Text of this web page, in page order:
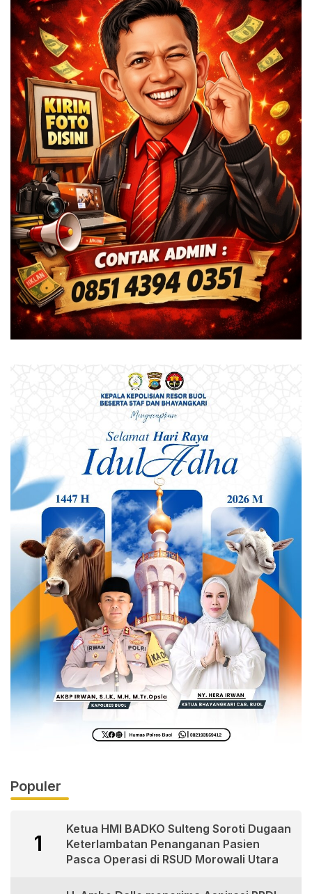
Populer
1
Ketua HMI BADKO Sulteng Soroti Dugaan
Keterlambatan Penanganan Pasien
Pasca Operasi di RSUD Morowali Utara